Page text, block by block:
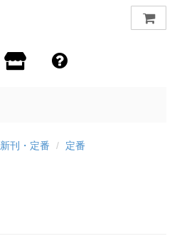
新刊・定番
定番